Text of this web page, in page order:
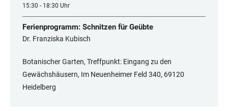
15:30 - 18:30 Uhr
Ferienprogramm: Schnitzen für Geübte
Dr. Franziska Kubisch
Botanischer Garten, Treffpunkt: Eingang zu den
Gewächshäusern, Im Neuenheimer Feld 340, 69120
Heidelberg